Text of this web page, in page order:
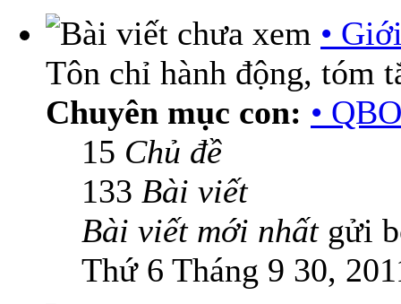
•
Tôn chỉ hành động, tóm
Chuyên mục con: •
15 Chủ đề
133 Bài viết
Bài viết mới nhấtgửi
Thứ 6 Tháng 9 30,